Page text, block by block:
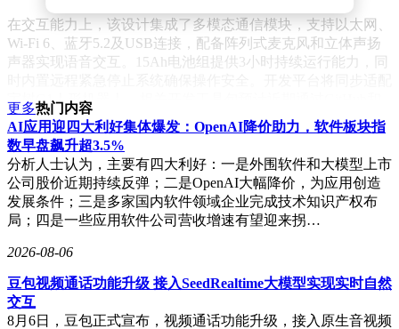
在交互能力上，该设计集成了多模态通信模块，支持以太网、
Wi-Fi 6、蓝牙5.2及USB连接，配备阵列式麦克风和立体声扬
声器实现语音交互。15Ah电池组提供3小时持续运行能力，同
宇树G1人形机器人，相关开发工具包预计近期通过GitHub和
Hugging Face平台开放。
据技术文档披露，NVIDIA Isaac GR00T参考机器人将于2026
年末由宇树科技实现量产交付。该平台通过标准化硬件接口与
软件框架，显著降低了人形机器人开发门槛，研究机构可基于
型，为服务机器人、工业协作机器人等领域提供可扩展的技术
底座。
更多热门内容
AI应用迎四大利好集体爆发：OpenAI降价助力，软件板块指
数早盘飙升超3.5%
分析人士认为，主要有四大利好：一是外围软件和大模型上市
公司股价近期持续反弹；二是OpenAI大幅降价，为应用创造
发展条件；三是多家国内软件领域企业完成技术知识产权布
局；四是一些应用软件公司营收增速有望迎来拐…
2026-08-06
豆包视频通话功能升级 接入SeedRealtime大模型实现实时自然
交互
8月6日，豆包正式宣布，视频通话功能升级，接入原生音视频